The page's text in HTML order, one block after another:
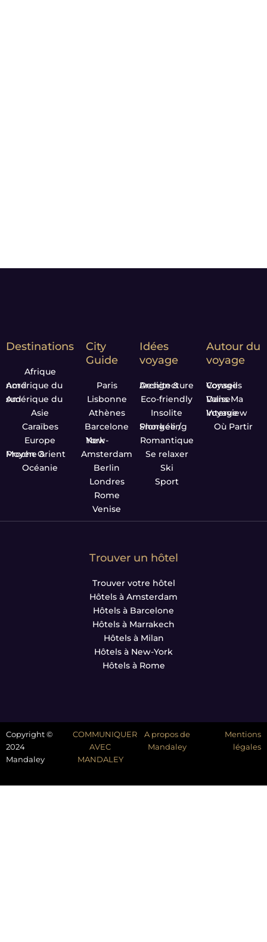
Destinations
Afrique
Amérique du nord
Amérique du sud
Asie
Caraïbes
Europe
Proche & Moyen Orient
Océanie
City
Guide
Paris
Lisbonne
Athènes
Barcelone
New-York
Amsterdam
Berlin
Londres
Rome
Venise
Idées
voyage
Design & Architecture
Eco-friendly
Insolite
Plongée / Snorkeling
Romantique
Se relaxer
Ski
Sport
Autour du
voyage
Conseils Voyage
Dans Ma Valise
Interview Voyage
Où Partir
Trouver un hôtel
Trouver votre hôtel
Hôtels à Amsterdam
Hôtels à Barcelone
Hôtels à Marrakech
Hôtels à Milan
Hôtels à New-York
Hôtels à Rome
Copyright ©
2024
Mandaley
COMMUNIQUER
AVEC
MANDALEY
A propos de
Mandaley
Mentions
légales